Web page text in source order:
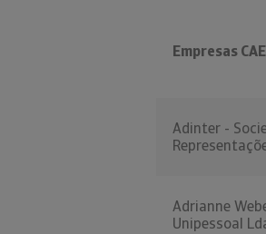
Empresas
Adinter -
Adrianne
Unipessoal